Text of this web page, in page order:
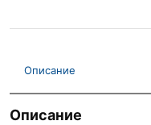
Описание
Описание